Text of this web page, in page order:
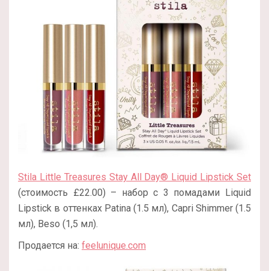
Stila Little Treasures Stay All Day® Liquid Lipstick Set
(стоимость £22.00) – набор с 3 помадами Liquid
Lipstick в оттенках Patina (1.5 мл), Capri Shimmer (1.5
мл), Beso (1,5 мл).
Продается на: feelunique.com